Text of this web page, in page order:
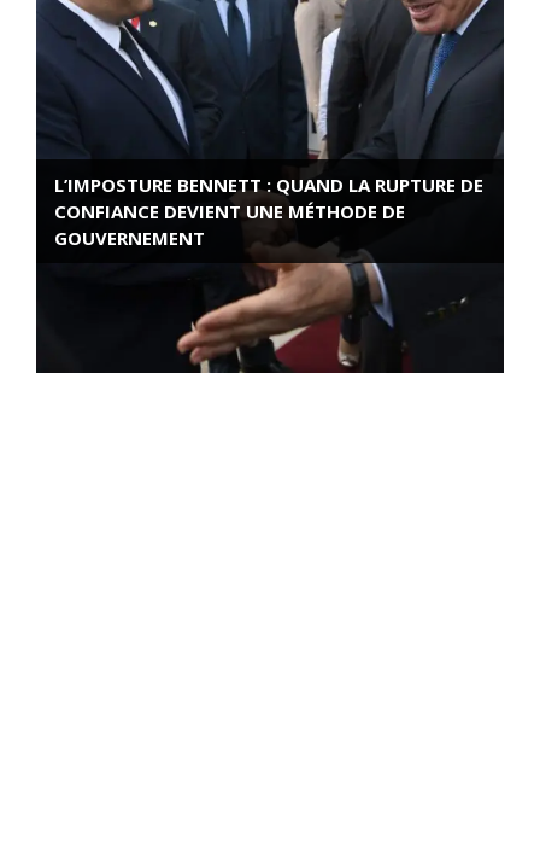
L’IMPOSTURE BENNETT : QUAND LA RUPTURE DE
CONFIANCE DEVIENT UNE MÉTHODE DE
GOUVERNEMENT
ROSE VALLAND, HEROÏNE DE LA RESISTANCE